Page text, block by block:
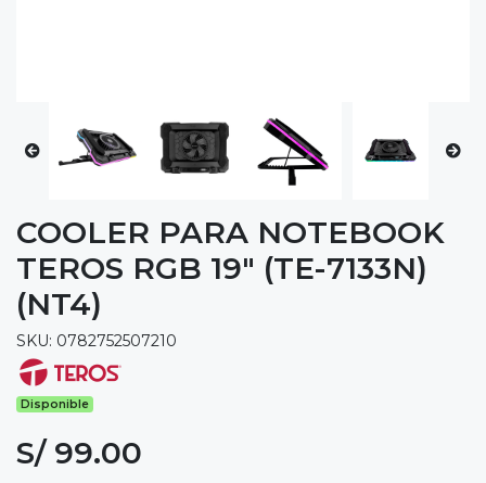
COOLER PARA NOTEBOOK
TEROS RGB 19" (TE-7133N)
(NT4)
SKU: 0782752507210
Disponible
S/ 99.00